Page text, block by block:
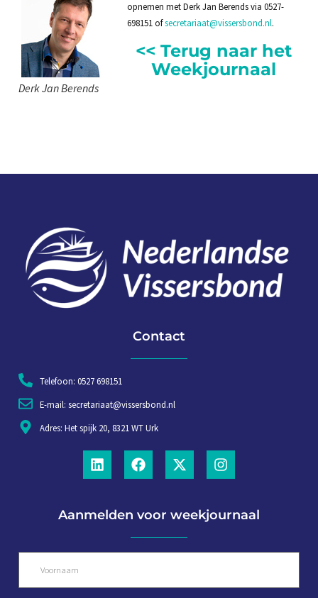
Derk Jan Berends
opnemen met Derk Jan Berends via 0527-
698151 ofsecretariaat@vissersbond.nl.
<< Terug naar het
Weekjournaal
Contact
Telefoon: 0527 698151
E-mail: secretariaat@vissersbond.nl
Adres: Het spijk 20, 8321 WT Urk
Aanmelden voor weekjournaal